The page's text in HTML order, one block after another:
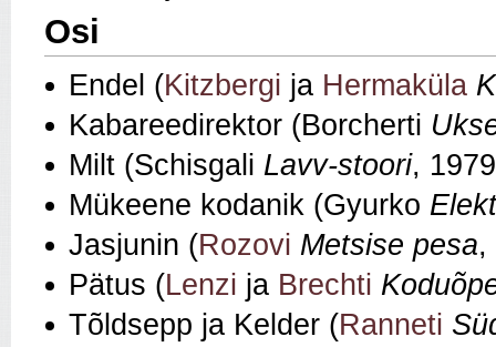
Osi
Endel (Kitzbergi ja Hermaküla
Kabareedirektor (Borcherti
Milt (Schisgali Lavv‑stoori,
Mükeene kodanik (Gyurko
Jasjunin (Rozovi Metsise pesa,
Pätus (Lenzi ja Brechti
Tõldsepp ja Kelder (Ranneti